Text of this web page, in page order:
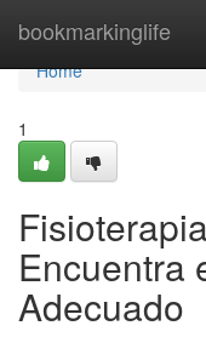
bookmarkinglife
Home
Home
1
Encuentra
Adecuado